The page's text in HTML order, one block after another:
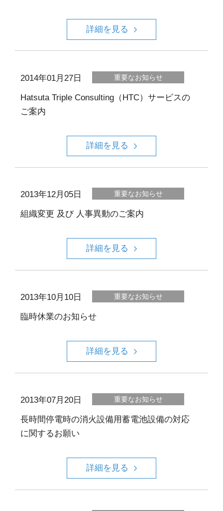
詳細を見る
2014年01月27日 重要なお知らせ
Hatsuta Triple Consulting（HTC）サービスの
ご案内
詳細を見る
2013年12月05日 重要なお知らせ
組織変更 及び 人事異動のご案内
詳細を見る
2013年10月10日 重要なお知らせ
臨時休業のお知らせ
詳細を見る
2013年07月20日 重要なお知らせ
長時間停電時の消火設備用蓄電池設備の対応
に関するお願い
詳細を見る